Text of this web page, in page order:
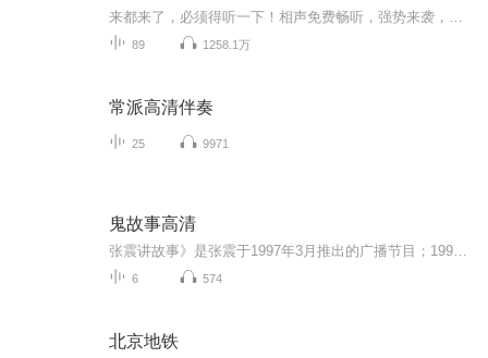
89 1258.1万
常派高清伴奏
25 9971
鬼故事高清
6 574
北京地铁